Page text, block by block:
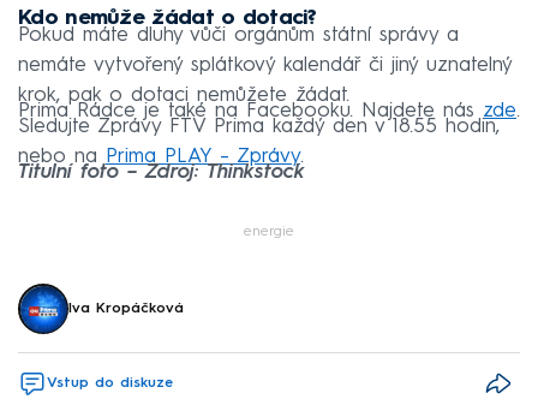
Kdo nemůže žádat o dotaci?
Pokud máte dluhy vůči orgánům státní správy a
nemáte vytvořený splátkový kalendář či jiný uznatelný
krok, pak o dotaci nemůžete žádat.
Prima Rádce je také na Facebooku. Najdete nás zde.
Sledujte Zprávy FTV Prima každý den v 18.55 hodin,
nebo na
Prima PLAY – Zprávy.
Titulní foto – Zdroj: Thinkstock
energie
Iva Kropáčková
Vstup do diskuze